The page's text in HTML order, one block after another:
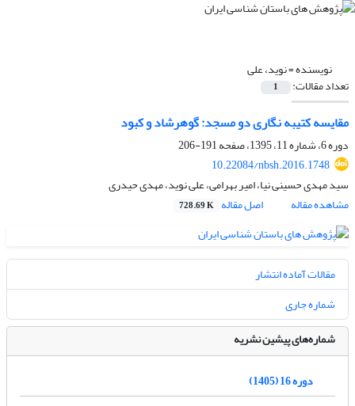
نویسنده =نوید، علی
تعداد مقالات: 1
مقایسه کتیبه نگاری دو مسجد: گوهرشاد و کبود
دوره 6، شماره 11، 1395، صفحه
191-206
10.22084/nbsh.2016.1748
سید مهدی حسینی نیا، امیر بهرامی، علی نوید، مهدی حیدری
مشاهده مقاله
اصل مقاله 728.69 K
مقالات آماده انتشار
شماره جاری
شماره‌های پیشین نشریه
دوره 16 (1405)